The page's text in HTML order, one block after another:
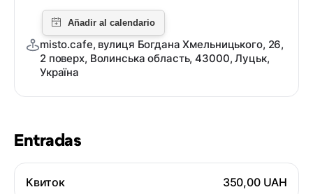
Entradas
Квиток 350,00 UAH
misto.cafe, вулиця Богдана Хмельницького, 26,
2 поверх, Волинська область, 43000, Луцьк,
Україна